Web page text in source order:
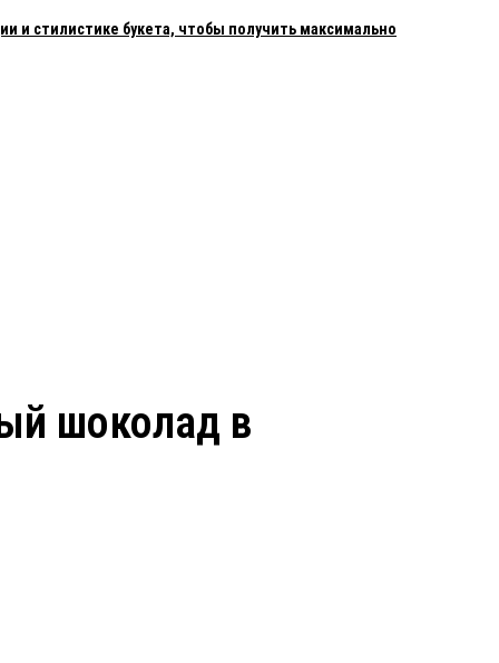
и стилистике букета, чтобы получить максимально
шоколад в